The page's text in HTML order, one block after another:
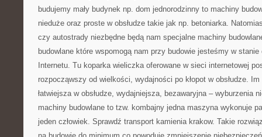
budujemy mały budynek np. dom jednorodzinny to machiny
nieduże oraz proste w obsłudze takie jak np. betoniarka.
czy autostrady niezbędne będą nam specjalne machiny
budowlane które wspomogą nam przy budowie jesteśmy w
Internetu. Tu koparka wieliczka oferowane w sieci internetowej
rozpocząwszy od wielkości, wydajności po kłopot w obsłudze.
łatwiejsza w obsłudze, wydajniejsza, bezawaryjna – wyburzenia
machiny budowlane to tzw. kombajny jedna maszyna wykonuje
jeden człowiek. Sprawdź transport kamienia krakow. Takie